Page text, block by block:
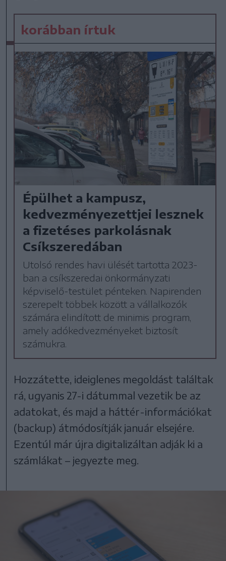
korábban írtuk
Épülhet a kampusz,
kedvezményezettjei lesznek
a fizetéses parkolásnak
Csíkszeredában
Utolsó rendes havi ülését tartotta 2023-
ban a csíkszeredai önkormányzati
képviselő-testület pénteken. Napirenden
szerepelt többek között a vállalkozók
számára elindított de minimis program,
amely adókedvezményeket biztosít
számukra.
Hozzátette, ideiglenes megoldást találtak
rá, ugyanis 27-i dátummal vezetik be az
adatokat, és majd a háttér-információkat
(backup) átmódosítják január elsejére.
Ezentúl már újra digitalizáltan adják ki a
számlákat – jegyezte meg.